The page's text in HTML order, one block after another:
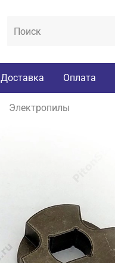
Доставка Оплата
Электропилы